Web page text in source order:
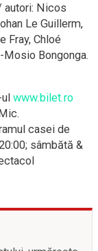
autori: Nicos
Le Guillerm,
Fray, Chloé
Mosio Bongonga.
www.bilet.ro
casei de
sâmbătă &